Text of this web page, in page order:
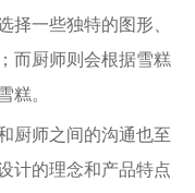
择一些独特的图形、
而厨师则会根据雪糕
糕。
厨师之间的沟通也至
计的理念和产品特点